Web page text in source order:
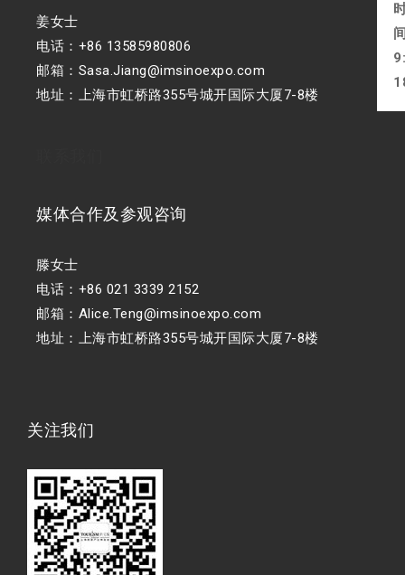
姜女士
电话：+86 13585980806
邮箱：Sasa.Jiang@imsinoexpo.com
地址：上海市虹桥路355号城开国际大厦7-8楼
媒体合作及参观咨询
滕女士
电话：+86 021 3339 2152
邮箱：Alice.Teng@imsinoexpo.com
地址：上海市虹桥路355号城开国际大厦7-8楼
关注我们